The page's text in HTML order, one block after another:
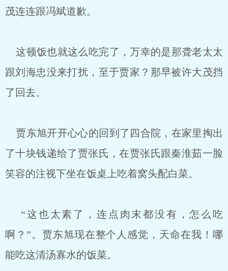
茂连连跟冯斌道歉。
这顿饭也就这么吃完了，万幸的是那聋老太太
跟刘海忠没来打扰，至于贾家？那早被许大茂挡
了回去。
贾东旭开开心心的回到了四合院，在家里掏出
了十块钱递给了贾张氏，在贾张氏跟秦淮茹一脸
笑容的注视下坐在饭桌上吃着窝头配白菜。
“这也太素了，连点肉末都没有，怎么吃
啊？”。贾东旭现在整个人感觉，天命在我！哪
能吃这清汤寡水的饭菜。